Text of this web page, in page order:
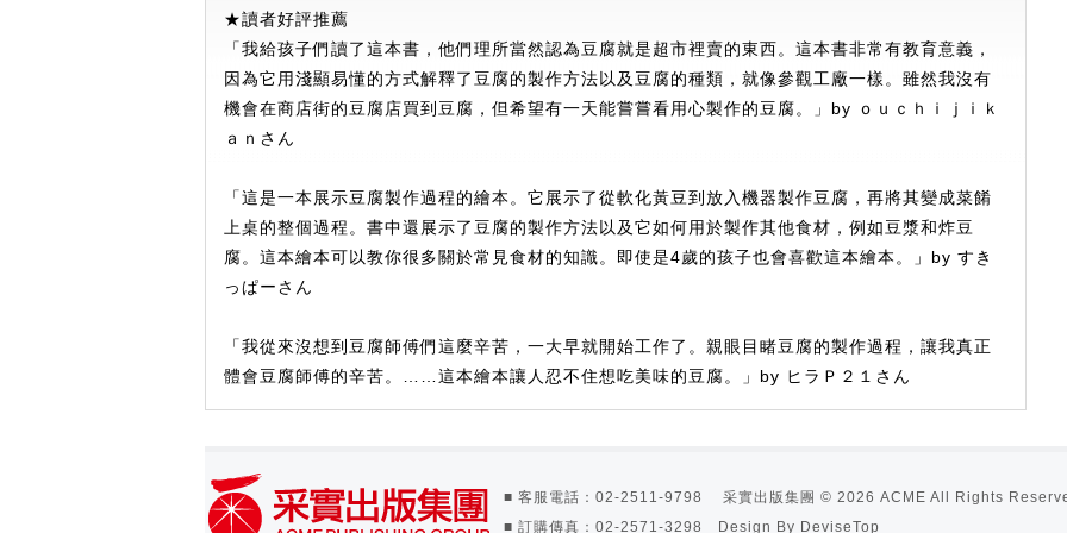
★讀者好評推薦
「我給孩子們讀了這本書，他們理所當然認為豆腐就是超市裡賣的東西。這本書非常有教育意義，
因為它用淺顯易懂的方式解釋了豆腐的製作方法以及豆腐的種類，就像參觀工廠一樣。雖然我沒有
機會在商店街的豆腐店買到豆腐，但希望有一天能嘗嘗看用心製作的豆腐。」by ｏｕｃｈｉｊｉｋ
ａｎさん
「這是一本展示豆腐製作過程的繪本。它展示了從軟化黃豆到放入機器製作豆腐，再將其變成菜餚
上桌的整個過程。書中還展示了豆腐的製作方法以及它如何用於製作其他食材，例如豆漿和炸豆
腐。這本繪本可以教你很多關於常見食材的知識。即使是4歲的孩子也會喜歡這本繪本。」by すき
っぱーさん
「我從來沒想到豆腐師傅們這麼辛苦，一大早就開始工作了。親眼目睹豆腐的製作過程，讓我真正
體會豆腐師傅的辛苦。……這本繪本讓人忍不住想吃美味的豆腐。」by ヒラＰ２１さん
■ 客服電話：02-2511-9798 采實出版集團 © 2026 ACME All Rights
■ 訂購傳真：02-2571-3298 Design By DeviseTop